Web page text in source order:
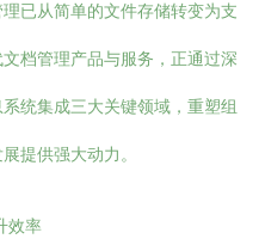
已从简单的文件存储转变为支
档管理产品与服务，正通过深
统集成三大关键领域，重塑组
提供强大动力。
效率